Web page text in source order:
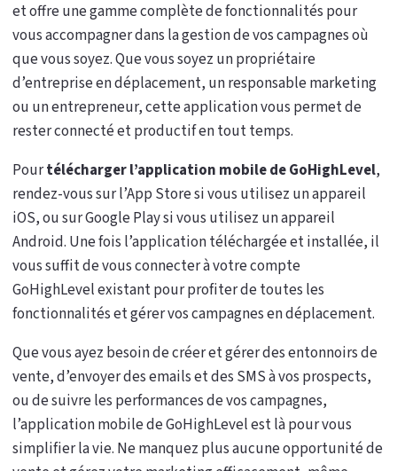
et offre une gamme complète de fonctionnalités pour
vous accompagner dans la gestion de vos campagnes où
que vous soyez. Que vous soyez un propriétaire
d’entreprise en déplacement, un responsable marketing
ou un entrepreneur, cette application vous permet de
rester connecté et productif en tout temps.
Pourtélécharger l’application mobile de GoHighLevel,
rendez-vous sur l’App Store si vous utilisez un appareil
iOS, ou sur Google Play si vous utilisez un appareil
Android. Une fois l’application téléchargée et installée, il
vous suffit de vous connecter à votre compte
GoHighLevel existant pour profiter de toutes les
fonctionnalités et gérer vos campagnes en déplacement.
Que vous ayez besoin de créer et gérer des entonnoirs de
vente, d’envoyer des emails et des SMS à vos prospects,
ou de suivre les performances de vos campagnes,
l’application mobile de GoHighLevel est là pour vous
simplifier la vie. Ne manquez plus aucune opportunité de